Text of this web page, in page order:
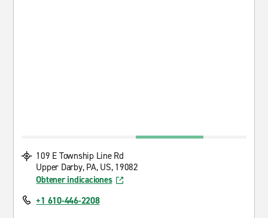
109 E Township Line Rd
Upper Darby, PA, US, 19082
Obtener indicaciones
+1 610-446-2208